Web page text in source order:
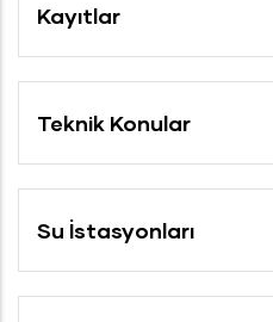
Kayıtlar
Teknik Konular
Su İstasyonları